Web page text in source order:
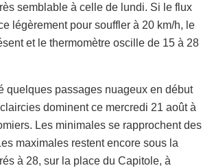
semblable à celle de lundi. Si le flux
légèrement pour souffler à 20 km/h, le
et le thermomètre oscille de 15 à 28
quelques passages nuageux en début
dominent ce mercredi 21 août à
Les minimales se rapprochent des
maximales restent encore sous la
à 28, sur la place du Capitole, à